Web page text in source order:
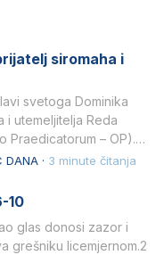
siromaha i
svetoga Dominika
i utemeljitelja Reda
Praedicatorum – OP).
ljubavlju prema
· 3 minute čitanja
10
glas donosi zazor i
grešniku licemjernom.2